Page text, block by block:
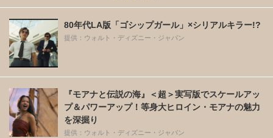
80年代LA版「ゴシップガール」×シリアルキラー!?
提供：ウォルト・ディズニー・ジャパン
『モアナと伝説の海』＜超＞実写版でスケールアッ
プ＆パワーアップ！等身大ヒロイン・モアナの魅力
を深掘り
提供：ウォルト・ディズニー・ジャパン